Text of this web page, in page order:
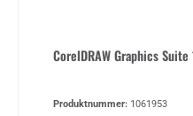
CorelDRAW Graphics
Produktnummer: 1061953